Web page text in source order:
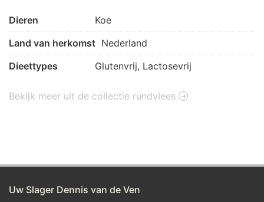
Dieren
Koe
Land van herkomst Nederland
Dieettypes
Glutenvrij, Lactosevrij
Bekijk meer uit de collectie rundvlees
Uw Slager Dennis van de Ven